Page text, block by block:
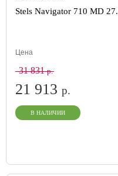
Stels Navigator 710 MD
Цена
31 831р.
21 913 р.
В НАЛИЧИИ